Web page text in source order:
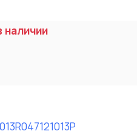
наличии
047121013P